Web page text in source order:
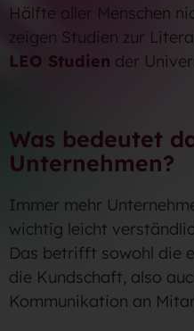
Hälfte aller Menschen
zeigen Studien zur
LEO Studien der
Was bedeutet
Unternehmen?
Immer mehr
wichtig leicht
Das betrifft sowohl die
die Kundschaft, also
Kommunikation an